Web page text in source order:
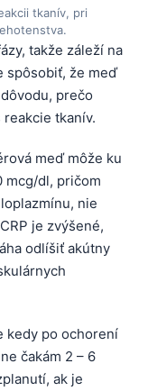
tkanív, pri
takže záleží na
spôsobiť, že meď
prečo
tkanív.
meď môže ku
mcg/dl, pričom
nie
je zvýšené,
odlíšiť akútny
kedy po ochorení
čakám 2 – 6
ak je